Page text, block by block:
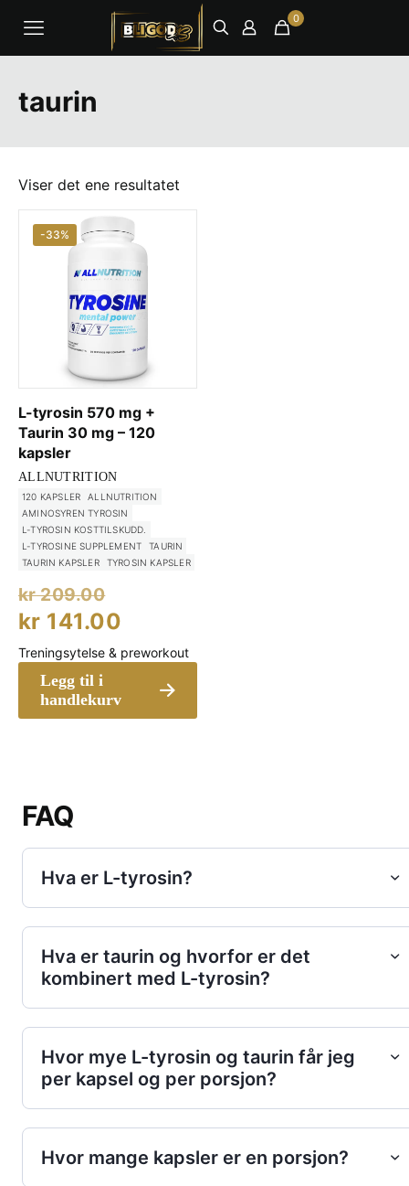
0
taurin
Viser det ene resultatet
-33%
L-tyrosin 570 mg +
Taurin 30 mg – 120
kapsler
ALLNUTRITION
120 KAPSLER
ALLNUTRITION
AMINOSYREN TYROSIN
L-TYROSIN KOSTTILSKUDD.
L-TYROSINE SUPPLEMENT
TAURIN
TAURIN KAPSLER
TYROSIN KAPSLER
kr209.00
pris
var:
kr 141.00
pris
kr 141.00.
Legg til i
handlekurv
Treningsytelse & preworkout
FAQ
Hva er L-tyrosin?
Hva er taurin og hvorfor er det
kombinert med L-tyrosin?
Hvor mye L-tyrosin og taurin får jeg
per kapsel og per porsjon?
Hvor mange kapsler er en porsjon?